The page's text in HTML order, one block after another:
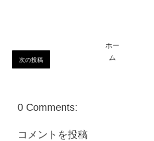
次の投稿
ホー
ム
0 Comments:
コメントを投稿